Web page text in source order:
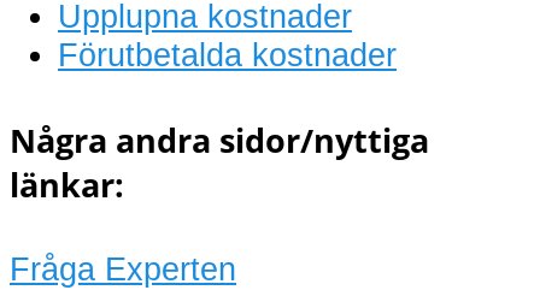
Upplupna kostnader
Förutbetalda kostnader
Några andra sidor/nyttiga
länkar:
Fråga Experten